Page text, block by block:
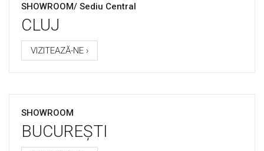
SHOWROOM/ Sediu Central
CLUJ
VIZITEAZĂ-NE ›
SHOWROOM
BUCUREȘTI